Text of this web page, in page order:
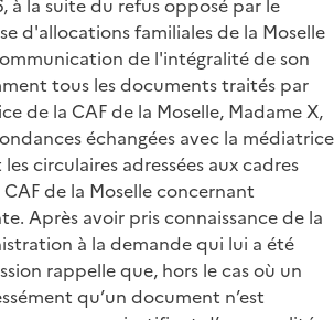
d'allocations familiales de la Moselle
de l'intégralité de son
tous les documents traités par
de la CAF de la Moselle, Madame X,
échangées avec la médiatrice
circulaires adressées aux cadres
de la Moselle concernant
Après avoir pris connaissance de la
à la demande qui lui a été
rappelle que, hors le cas où un
qu’un document n’est